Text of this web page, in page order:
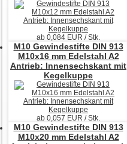
ab 0,084 EUR / Stk.
M10Gewindestifte DIN 913
M10x16 mm Edelstahl A2
Antrieb: Innensechskant mit
Kegelkuppe
ab 0,057 EUR / Stk.
M10Gewindestifte DIN 913
M10x20 mm Edelstahl A2